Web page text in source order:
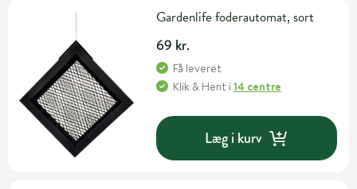
Gardenlife foderautomat, sort
69 kr.
Få leveret
Klik & Hent i14 centre
Læg i kurv